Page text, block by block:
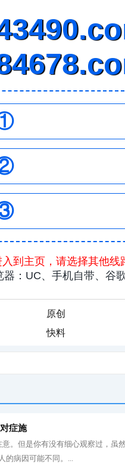
原创
快料
症施
。但是你有没有细心观察过，虽
的病因可能不同。...